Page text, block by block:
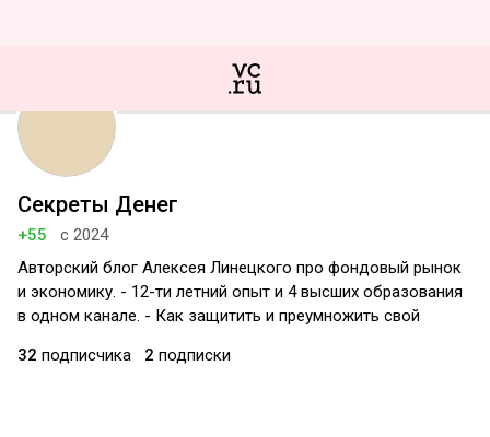
Секреты Денег
+55
с 2024
Авторский блог Алексея Линецкого про фондовый рынок
и экономику. - 12-ти летний опыт и 4 высших образования
в одном канале. - Как защитить и преумножить свой
32 подписчика 2 подписки